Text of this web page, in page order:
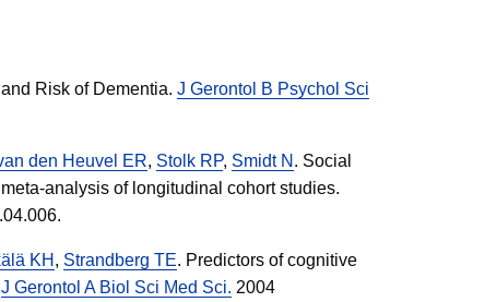
Risk of Dementia. J Gerontol B Psychol Sci
den Heuvel ER, Stolk RP, Smidt N . Social
analysis of longitudinal cohort studies.
KH , Strandberg TE. Predictors of cognitive
J Gerontol A Biol Sci Med Sci. 2004